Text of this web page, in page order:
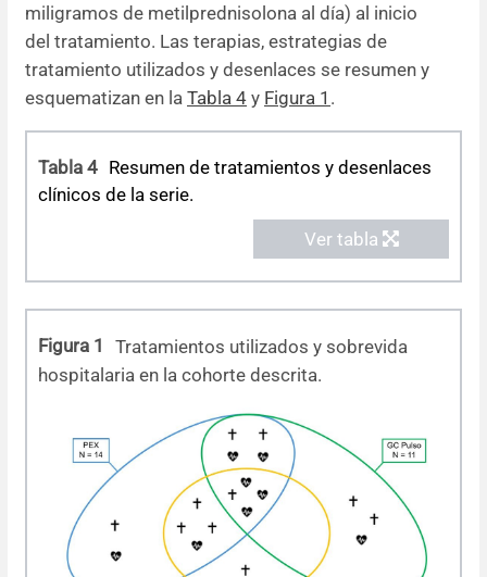
miligramos de metilprednisolona al día) al inicio
del tratamiento. Las terapias, estrategias de
tratamiento utilizados y desenlaces se resumen y
esquematizan en la Tabla 4 y Figura 1 .
Tabla 4 Resumen de tratamientos y desenlaces
clínicos de la serie.
Ver tabla
Figura 1
Tratamientos utilizados y sobrevida
hospitalaria en la cohorte descrita.